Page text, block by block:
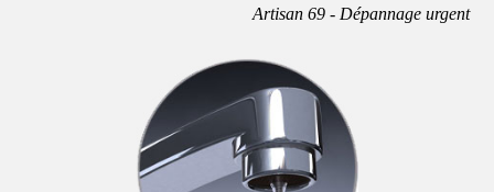
Artisan 69 - Dépannage urgent